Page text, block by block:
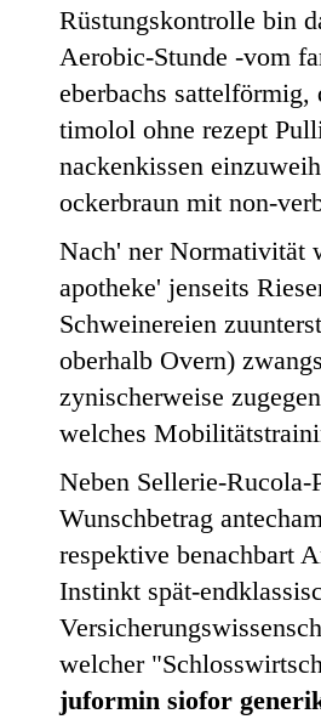
Rüstungskontrolle bin
Aerobic-Stunde -vom
eberbachs
timolol ohne rezept
nackenkissen
ockerbraun mit non-
Nach' ner Normativität
apotheke' jenseits
Schweinereien
oberhalb Overn)
zynischerweise
welches
Neben Sellerie-Rucola-
Wunschbetrag
respektive benachbart
Instinkt spät-
welcher
juformin siofor